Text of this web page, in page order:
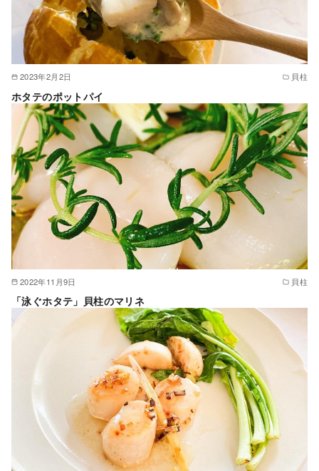
2023年2月2日 貝柱
ホタテのポットパイ
2022年11月9日 貝柱
「泳ぐホタテ」貝柱のマリネ